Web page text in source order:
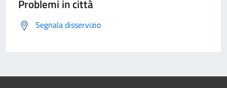
Problemi in città
Segnala disservizio